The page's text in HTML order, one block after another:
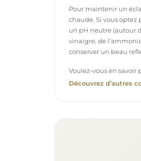
Pour maintenir un
chaude. Si vous optez
un pH neutre (autour
vinaigre, de
conserver un beau
Voulez-vous en savoir
Découvrez d’autres